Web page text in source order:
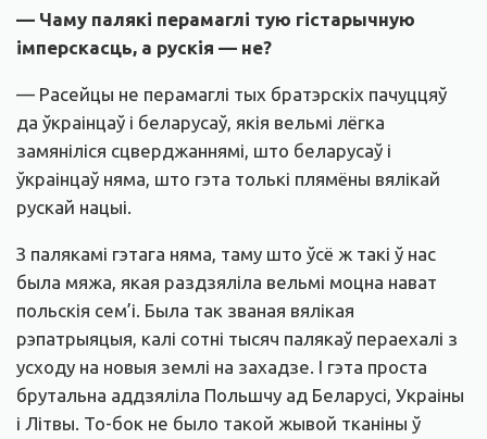
— Чаму палякі перамаглі тую гістарычную
імперскасць, а рускія — не?
— Расейцы не перамаглі тых братэрскіх пачуццяў
да ўкраінцаў і беларусаў, якія вельмі лёгка
замяніліся сцверджаннямі, што беларусаў і
ўкраінцаў няма, што гэта толькі плямёны вялікай
рускай нацыі.
З палякамі гэтага няма, таму што ўсё ж такі ў нас
была мяжа, якая раздзяліла вельмі моцна нават
польскія сем’і. Была так званая вялікая
рэпатрыяцыя, калі сотні тысяч палякаў пераехалі з
усходу на новыя землі на захадзе. І гэта проста
брутальна аддзяліла Польшчу ад Беларусі, Украіны
і Літвы. То-бок не было такой жывой тканіны ў